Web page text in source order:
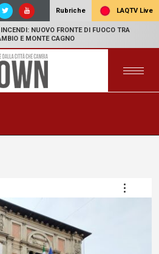
Rubriche LAQTV Live
NUOVO FRONTE DI FUOCO TRA
E MONTE CAGNO